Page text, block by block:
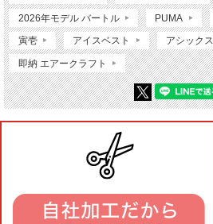
2026年モデル バートル PUMA
寅壱 アイスベスト アシックス
即納 エアークラフト